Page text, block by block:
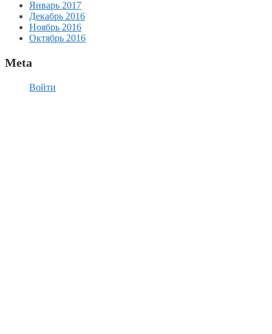
Январь 2017
Декабрь 2016
Ноябрь 2016
Октябрь 2016
Meta
Войти